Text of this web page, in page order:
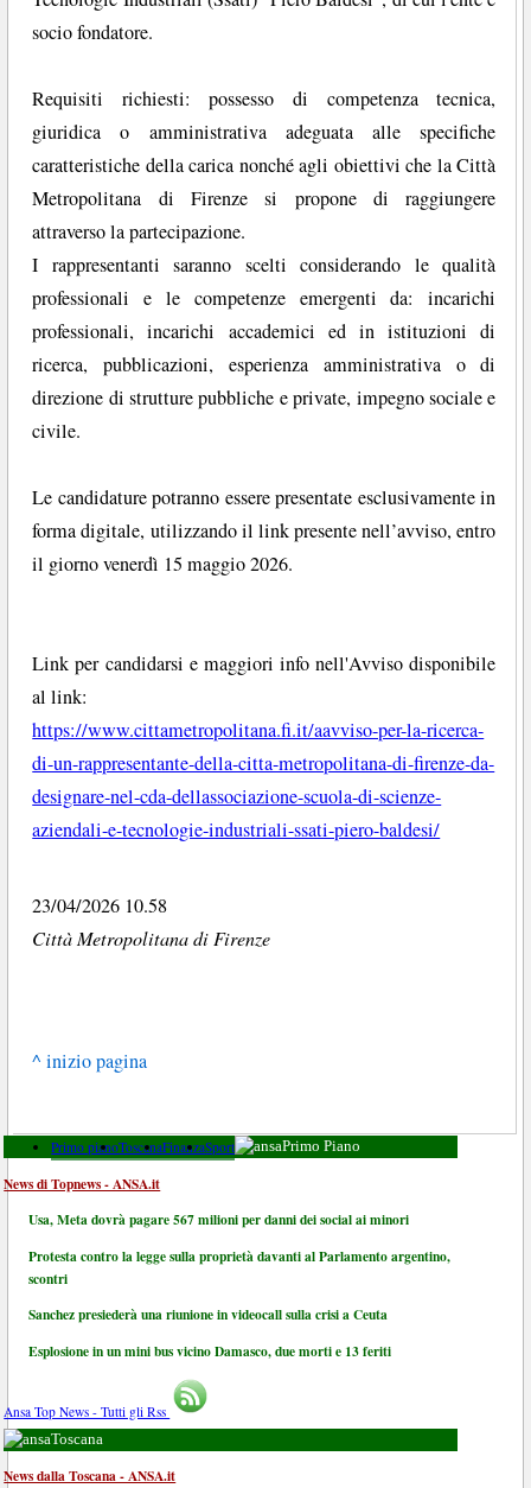
socio fondatore.
Requisiti richiesti: possesso di competenza tecnica,
giuridica o amministrativa adeguata alle specifiche
caratteristiche della carica nonché agli obiettivi che la Città
Metropolitana di Firenze si propone di raggiungere
attraverso la partecipazione.
I rappresentanti saranno scelti considerando le qualità
professionali e le competenze emergenti da: incarichi
professionali, incarichi accademici ed in istituzioni di
ricerca, pubblicazioni, esperienza amministrativa o di
direzione di strutture pubbliche e private, impegno sociale e
civile.
Le candidature potranno essere presentate esclusivamente in
forma digitale, utilizzando il link presente nell’avviso, entro
il giorno venerdì 15 maggio 2026.
Link per candidarsi e maggiori info nell'Avviso disponibile
al link:
https://www.cittametropolitana.fi.it/aavviso-per-la-ricerca-
di-un-rappresentante-della-citta-metropolitana-di-firenze-da-
designare-nel-cda-dellassociazione-scuola-di-scienze-
aziendali-e-tecnologie-industriali-ssati-piero-baldesi/
23/04/2026 10.58
Città Metropolitana di Firenze
^ inizio pagina
Primo pianoToscanaFinanzaSport Primo Piano
News di Topnews - ANSA.it
Usa, Meta dovrà pagare 567 milioni per danni dei social ai minori
Protesta contro la legge sulla proprietà davanti al Parlamento argentino,
scontri
Sanchez presiederà una riunione in videocall sulla crisi a Ceuta
Esplosione in un mini bus vicino Damasco, due morti e 13 feriti
Ansa Top News - Tutti gli Rss
Toscana
News dalla Toscana - ANSA.it